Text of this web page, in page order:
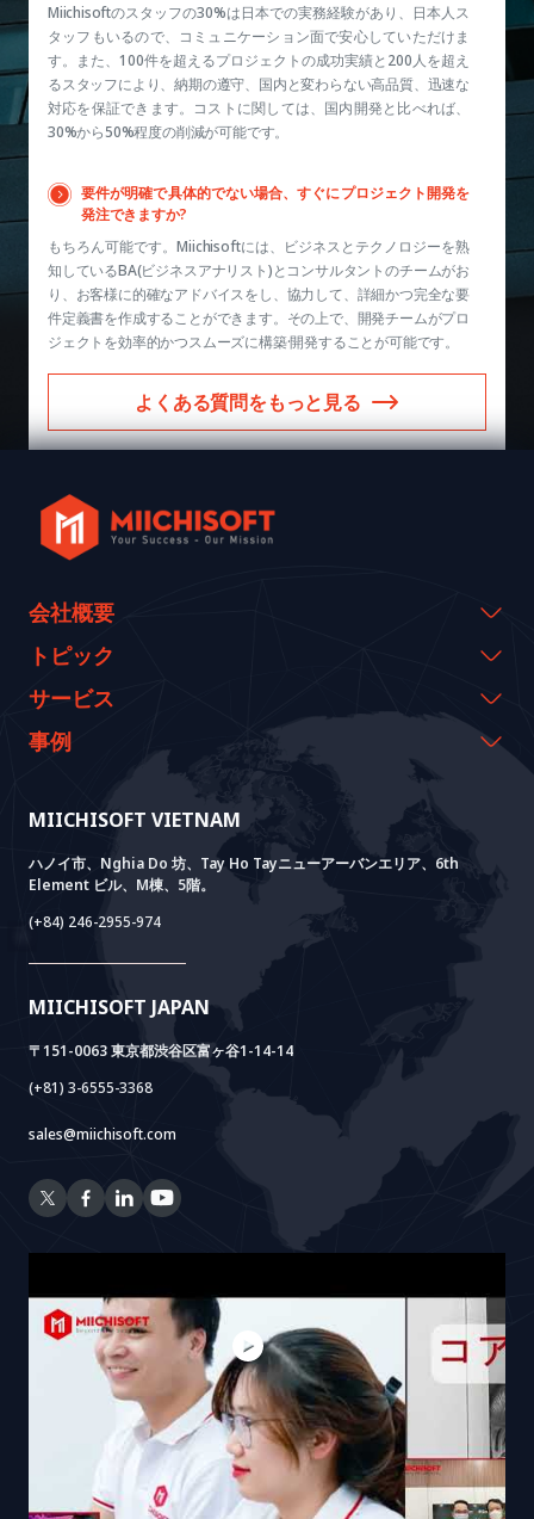
Miichisoftのスタッフの30%は日本での実務経験があり、日本人ス
タッフもいるので、コミュニケーション面で安心していただけま
す。また、100件を超えるプロジェクトの成功実績と200人を超え
るスタッフにより、納期の遵守、国内と変わらない高品質、迅速な
対応を保証できます。コストに関しては、国内開発と比べれば、
30%から50%程度の削減が可能です。
要件が明確で具体的でない場合、すぐにプロジェクト開発を
発注できますか?
もちろん可能です。Miichisoftには、ビジネスとテクノロジーを熟
知しているBA(ビジネスアナリスト)とコンサルタントのチームがお
り、お客様に的確なアドバイスをし、協力して、詳細かつ完全な要
件定義書を作成することができます。その上で、開発チームがプロ
ジェクトを効率的かつスムーズに構築·開発することが可能です。
よくある質問をもっと見る
MIICHISOFT VIETNAM
ハノイ市、Nghia Do 坊、Tay Ho Tayニューアーバンエリア、6th
Element ビル、M棟、5階。
(+84) 246-2955-974
MIICHISOFT JAPAN
〒151-0063 東京都渋谷区富ヶ谷1-14-14
(+81) 3-6555-3368
sales@miichisoft.com
会社概要
会社概要
代表のメッセージ
沿革
価値観
トピック
イベント & ウェビナー
資料室
ニュース
FAQ
サービス
AI CO-CREATION
AI PoC開発
Core Lab
System Lab
Power Lab
Cloud Lab
AI+ SOLUTIONS
AI+ Products
Meet AI+
AI+ Package
RAG Package
VIETNAM BRIDGE
BOTモデル
法人設立支援
事例
実績
お客様の声